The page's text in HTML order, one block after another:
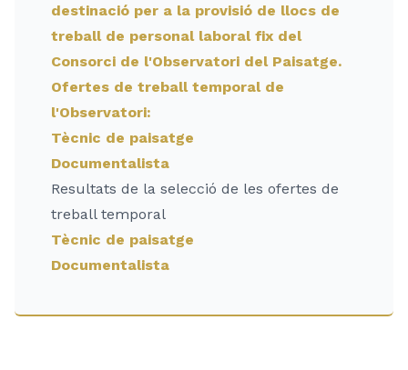
destinació per a la provisió de llocs de
treball de personal laboral fix del
Consorci de l'Observatori del Paisatge.
Ofertes de treball temporal de
l'Observatori:
Tècnic de paisatge
Documentalista
Resultats de la selecció de les ofertes de
treball temporal
Tècnic de paisatge
Documentalista